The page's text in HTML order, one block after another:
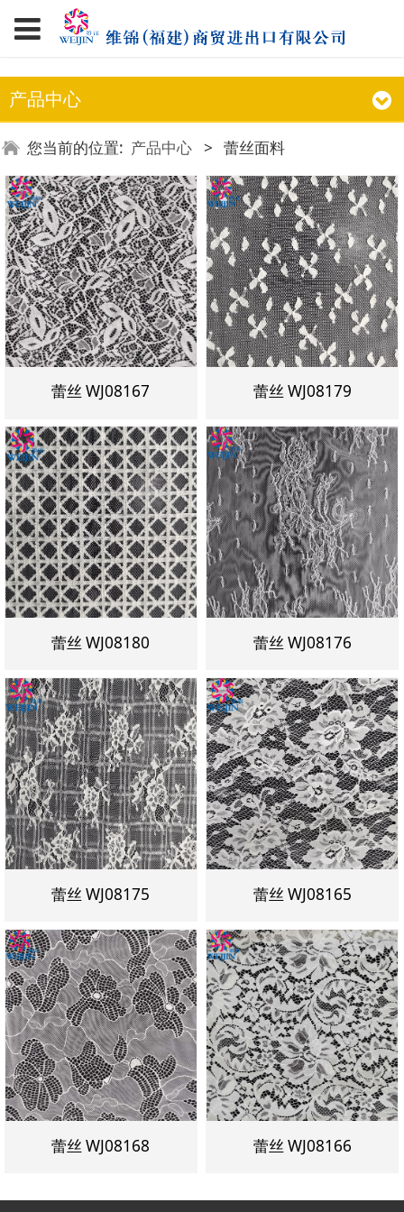
产品中心
您当前的位置: 产品中心 > 蕾丝面料
蕾丝 WJ08167 蕾丝 WJ08179
蕾丝 WJ08180 蕾丝 WJ08176
蕾丝 WJ08175 蕾丝 WJ08165
蕾丝 WJ08168 蕾丝 WJ08166